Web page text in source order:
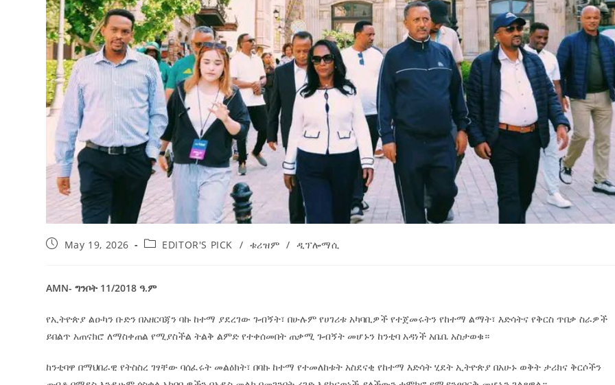
May 19, 2026 EDITOR'S PICK / ቱሪዝም / ዲፕሎማሲ
AMN- ግንቦት 11/2018 ዓ.ም
የኢትዮጵያ ልዑካን ቡድን በአዘርባጃን ባኩ ከተማ ያደረገው ጉብኝት፣ በሁሉም የሀገሪቱ አካባቢዎች የተጀመሩትን የከተማ ልማት፣ እድሳትና የቅርስ ጥበቃ ስራዎች
ይበልጥ አጠናክሮ ለማስቀጠል የሚያስችል ትልቅ ልምድ የተቀሰመበት ጠቃሚ ጉብኝት መሆኑን ከንቲባ አዳነች አቤቤ አስታወቁ።
ከንቲባዋ በማህበራዊ የትስስረ ገፃቸው ባሰፈሩት መልዕክት፣ በባኩ ከተማ የተመለከቱት አስደናቂ የከተማ እድሳት ሂደት ኢትዮጵያ በአሁኑ ወቅት ታሪክና ቅርሶችን